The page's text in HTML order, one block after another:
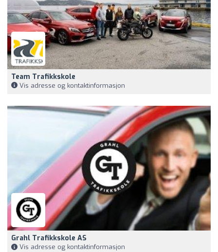
Team Trafikkskole
Vis adresse og kontaktinformasjon
Grahl Trafikkskole AS
Vis adresse og kontaktinformasjon